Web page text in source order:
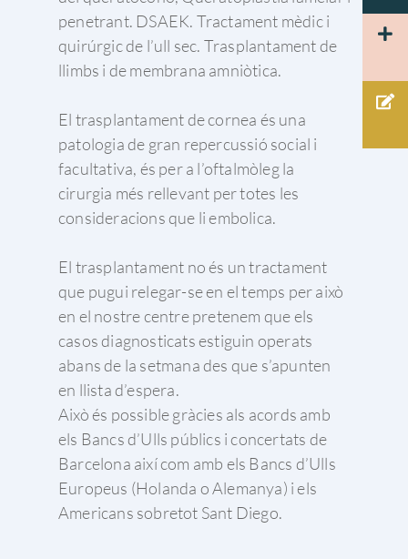
penetrant. DSAEK. Tractament mèdic i
quirúrgic de l’ull sec. Trasplantament de
llimbs i de membrana amniòtica.
El trasplantament de cornea és una
patologia de gran repercussió social i
facultativa, és per a l’oftalmòleg la
cirurgia més rellevant per totes les
consideracions que li embolica.
El trasplantament no és un tractament
que pugui relegar-se en el temps per això
en el nostre centre pretenem que els
casos diagnosticats estiguin operats
abans de la setmana des que s’apunten
en llista d’espera.
Això és possible gràcies als acords amb
els Bancs d’Ulls públics i concertats de
Barcelona així com amb els Bancs d’Ulls
Europeus (Holanda o Alemanya) i els
Americans sobretot Sant Diego.
Herpes
LAGRIMALS
GLAUCOMA
Macular
Hemorràgia vítria
Mosques volants i
Retinosis
Uveïtis
Oclusió de la vena
Còrnia
Glaucoma
Rejoveniment estètic
mirada
oftalmologia
Tecnologia
Mútues
Les nostres clíniques
Treballa amb nosaltres
Docència
Congressos
Català
de tu.
93 203 22 33
Admiravisión
Urgències
Barcelona 24H